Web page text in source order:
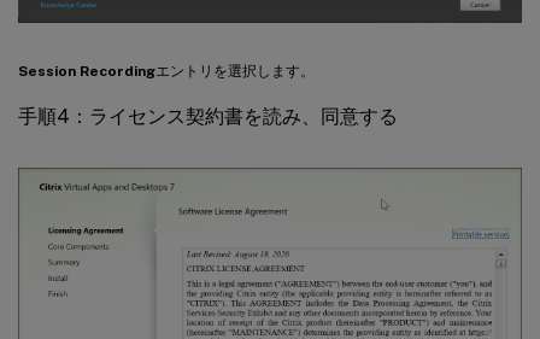
Session Recordingエントリを選択します。
手順4：ライセンス契約書を読み、同意する